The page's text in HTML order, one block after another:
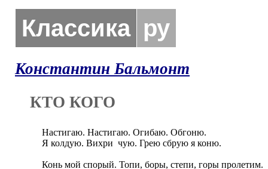
Классика ру
Константин Бальмонт
КТО КОГО
Настигаю. Настигаю. Огибаю. Обгоню.
Я колдую. Вихри  чую. Грею сбрую я коню.
Конь мой спорый. Топи, боры, степи, горы пролетим.